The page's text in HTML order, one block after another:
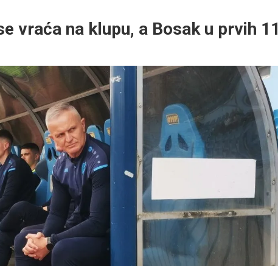
vraća na klupu, a Bosak u prvih 11